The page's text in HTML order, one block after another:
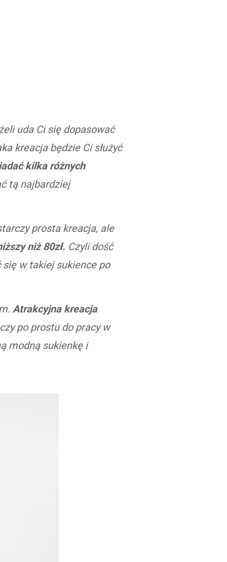
uda Ci się dopasować
kreacja będzie Ci służyć
kilka różnych
tą najbardziej
prosta kreacja, ale
niż 80zł. Czyli dość
w takiej sukience po
Atrakcyjna kreacja
po prostu do pracy w
modną sukienkę i